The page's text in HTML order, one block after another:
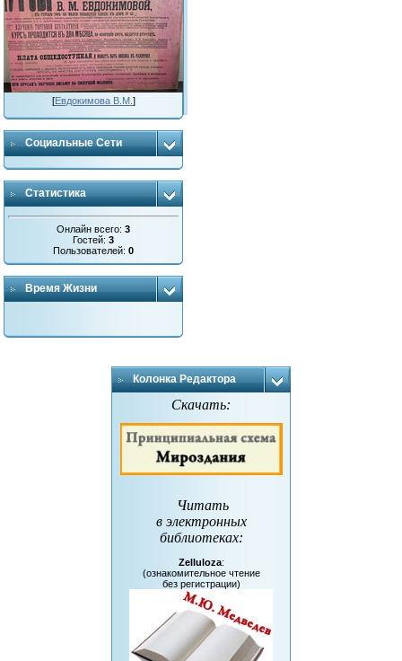
[Евдокимова В.М. ]
Социальные Сети
Статистика
Онлайн всего:3
Гостей:3
Пользователей:0
Время Жизни
Колонка Редактора
Скачать:
Читать
в электронных
библиотеках:
Zelluloza:
(ознакомительное чтение
без регистрации)